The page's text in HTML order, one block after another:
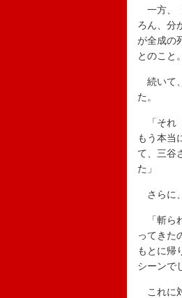
一方、
ろん、分
が全成の
とのこと。
続いて
た。
「それ
もう本当
て、三谷
た」
さらに
「斬ら
ってきた
もとに帰
シーンで
これに